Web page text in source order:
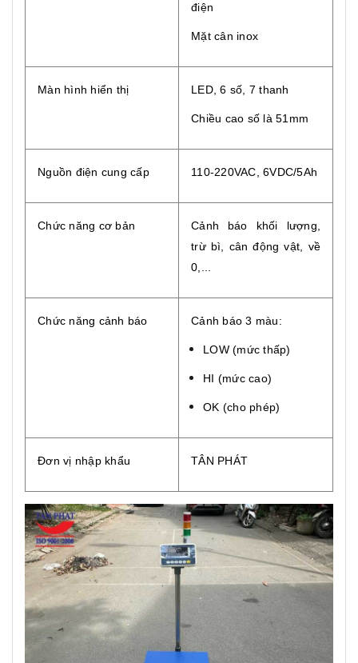
điện
Mặt cân inox
Màn hình hiển thị LED, 6 số, 7 thanh
Chiều cao số là 51mm
Nguồn điện cung cấp 110-220VAC, 6VDC/5Ah
Chức năng cơ bản
Cảnh báo khối lượng,
trừ bì, cân động vật, về
0,...
Chức năng cảnh báo Cảnh báo 3 màu:
LOW (mức thấp)
HI (mức cao)
OK (cho phép)
Đơn vị nhập khẩu TÂN PHÁT